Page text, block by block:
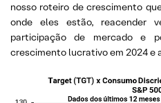
nosso roteiro de crescimento
onde eles estão, reacender
participação de mercado e
crescimento lucrativo em 2024 e